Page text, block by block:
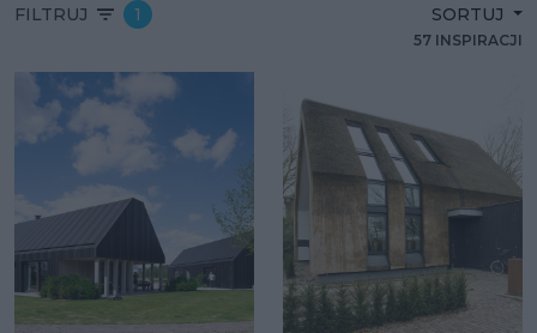
FILTRUJ 1 SORTUJ
57 INSPIRACJI